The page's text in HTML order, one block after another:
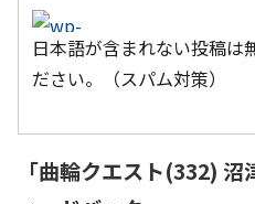
日本語が含まれない投稿は
ださい。（スパム対策）
「曲輪クエスト(332) 沼